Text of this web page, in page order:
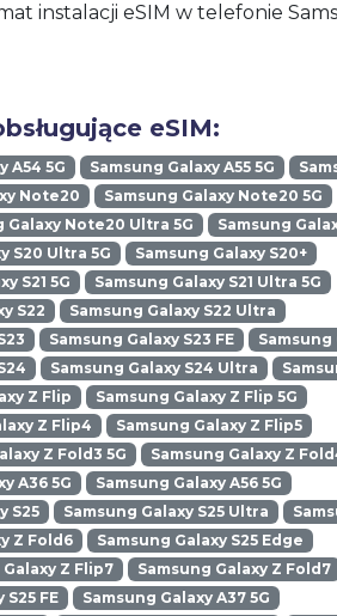
instalacji eSIM w telefonie
eSIM:
A54 5G Samsung Galaxy A55 5G
Note20
Samsung Galaxy Note20 5G
Galaxy Note20 Ultra 5G
Samsung
S20 Ultra 5G
Samsung Galaxy S20+
S21 5G
Samsung Galaxy S21 Ultra 5G
S22
Samsung Galaxy S22 Ultra
Samsung Galaxy S23 FE
Samsung
Samsung Galaxy S24 Ultra
Z Flip
Samsung Galaxy Z Flip 5G
Z Flip4
Samsung Galaxy Z Flip5
Z Fold3 5G
Samsung Galaxy Z
A36 5G
Samsung Galaxy A56 5G
S25 Samsung Galaxy S25 Ultra
Z Fold6
Samsung Galaxy S25 Edge
Z Flip7
Samsung Galaxy Z Fold7
S25 FE
Samsung Galaxy A37 5G